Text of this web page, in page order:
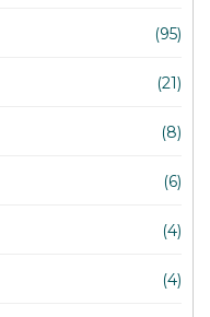
(95)
(21)
(8)
(6)
(4)
(4)